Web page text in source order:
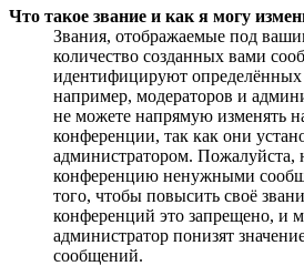
Что такое звание и как я могу
Звания, отображаемые под
количество созданных вами
идентифицируют определённых
например, модераторов и
не можете напрямую изменять
конференции, так как они
администратором. Пожалуйста,
конференцию ненужными
того, чтобы повысить своё
конференций это запрещено, и
администратор понизят
сообщений.